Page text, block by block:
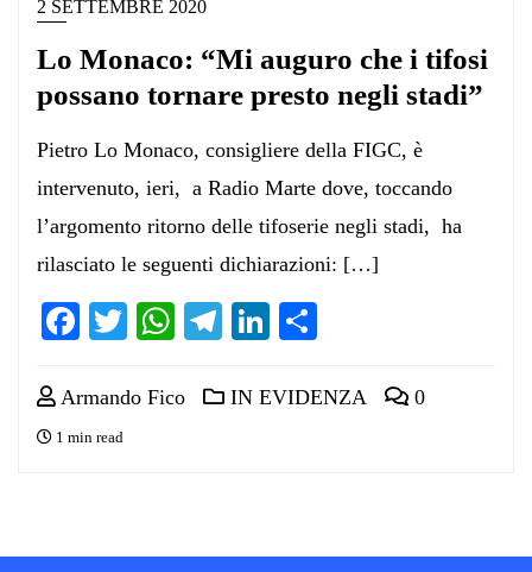
2 SETTEMBRE 2020
Lo Monaco: “Mi auguro che i tifosi
possano tornare presto negli stadi”
Pietro Lo Monaco, consigliere della FIGC, è
intervenuto, ieri, a Radio Marte dove, toccando
l’argomento ritorno delle tifoserie negli stadi, ha
rilasciato le seguenti dichiarazioni: […]
Facebook
TwitterWhatsApp
Telegram
LinkedIn
Armando Fico IN EVIDENZA 0
1 min read